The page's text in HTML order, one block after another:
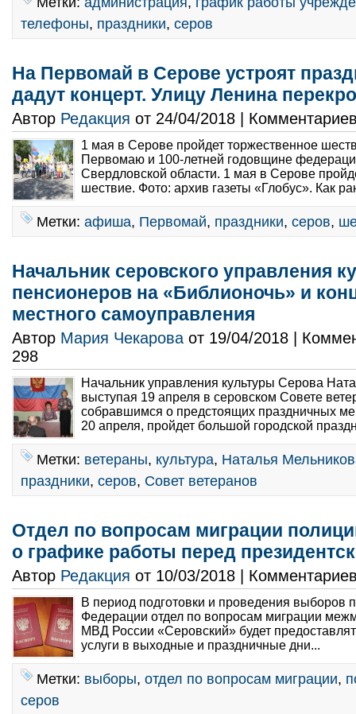
телефоны, праздники, серов
На Первомай в Серове устроят
дадут концерт. Улицу Ленина
Автор Редакция от 24/04/2018 |
1 мая в Серове пройдет торжественное
Первомаю и 100-летней годовщине
Свердловской области. 1 мая в Серове
шествие. Фото: архив газеты «Глобус». Как
Метки: афиша, Первомай, праздники, серов,
Начальник серовского управления
пенсионеров на «Библионочь» и
местного самоуправления
Автор Мария Чекарова от 19/04/2018 |
298
Начальник управления культуры Серова
выступая 19 апреля в серовском Совете
собравшимся о предстоящих праздничных
20 апреля, пройдет большой городской
Метки: ветераны, культура, Наталья
праздники, серов, Совет ветеранов
Отдел по вопросам миграции
о графике работы перед
Автор Редакция от 10/03/2018 |
В период подготовки и проведения выборов
Федерации отдел по вопросам миграции
МВД России «Серовский» будет
услуги в выходные и праздничные дни...
Метки: выборы, отдел по вопросам миграции,
серов